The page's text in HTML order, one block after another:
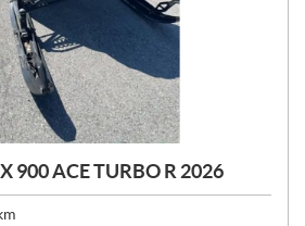
900 ACE TURBO R 2026